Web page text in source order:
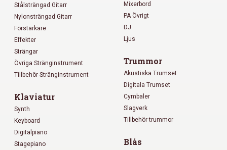
Stålsträngad Gitarr
Nylonsträngad Gitarr
Förstärkare
Effekter
Strängar
Övriga Stränginstrument
Tillbehör Stränginstrument
Klaviatur
Synth
Keyboard
Digitalpiano
Stagepiano
Mixerbord
PA Övrigt
DJ
Ljus
Trummor
Akustiska Trumset
Digitala Trumset
Cymbaler
Slagverk
Tillbehör trummor
Blås